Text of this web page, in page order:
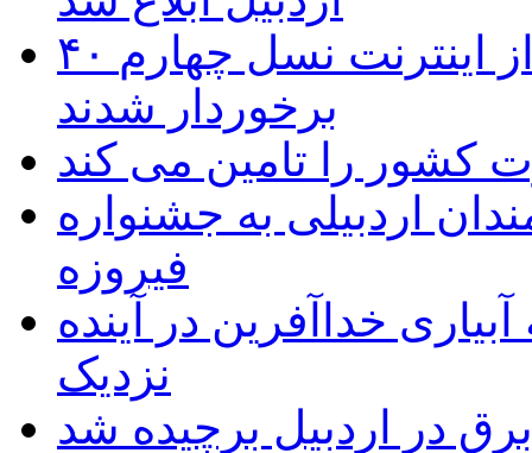
۴۰ روستای شهرستان گِرمی از اینترنت نسل چهارم
برخوردار شدند
به۵۰ اثر هنرمندان اردبیلی به جشنواره
فیروزه
خداآفرین در آینده
نزدیک